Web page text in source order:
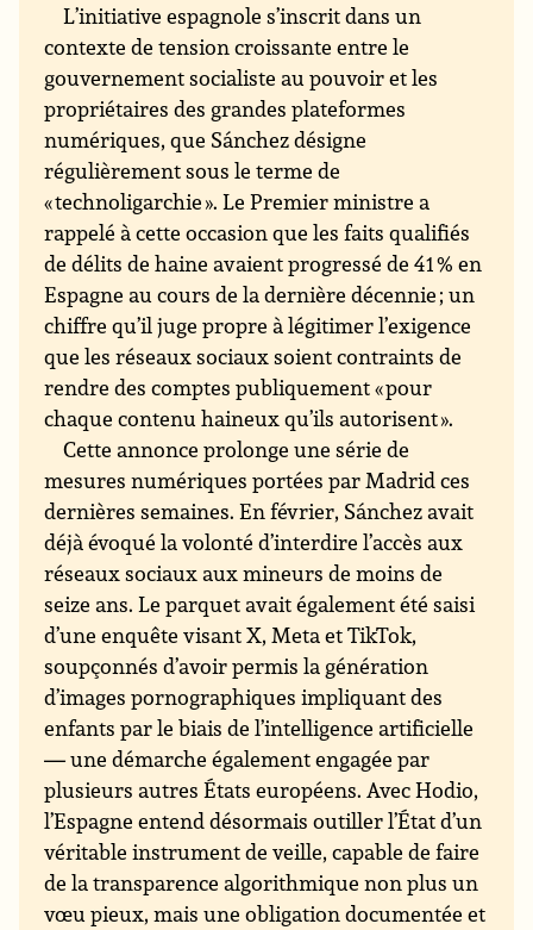
L’initiative espagnole s’inscrit dans un
contexte de tension croissante entre le
gouvernement socialiste au pouvoir et les
propriétaires des grandes plateformes
numériques, que Sánchez désigne
régulièrement sous le terme de
« technoligarchie ». Le Premier ministre a
rappelé à cette occasion que les faits qualifiés
de délits de haine avaient progressé de 41 % en
Espagne au cours de la dernière décennie ; un
chiffre qu’il juge propre à légitimer l’exigence
que les réseaux sociaux soient contraints de
rendre des comptes publiquement « pour
chaque contenu haineux qu’ils autorisent ».
Cette annonce prolonge une série de
mesures numériques portées par Madrid ces
dernières semaines. En février, Sánchez avait
déjà évoqué la volonté d’interdire l’accès aux
réseaux sociaux aux mineurs de moins de
seize ans. Le parquet avait également été saisi
d’une enquête visant X, Meta et TikTok,
soupçonnés d’avoir permis la génération
d’images pornographiques impliquant des
enfants par le biais de l’intelligence artificielle
— une démarche également engagée par
plusieurs autres États européens. Avec Hodio,
l’Espagne entend désormais outiller l’État d’un
véritable instrument de veille, capable de faire
de la transparence algorithmique non plus un
vœu pieux, mais une obligation documentée et